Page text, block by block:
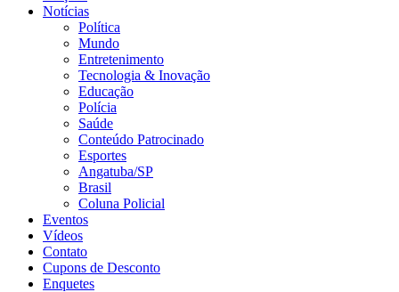
Notícias
Política
Mundo
Entretenimento
Tecnologia & Inovação
Educação
Polícia
Saúde
Conteúdo Patrocinado
Esportes
Angatuba/SP
Brasil
Coluna Policial
Eventos
Vídeos
Contato
Cupons de Desconto
Enquetes